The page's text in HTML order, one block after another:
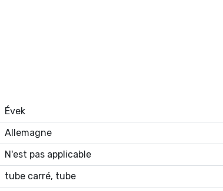
Évek
Allemagne
N'est pas applicable
tube carré, tube